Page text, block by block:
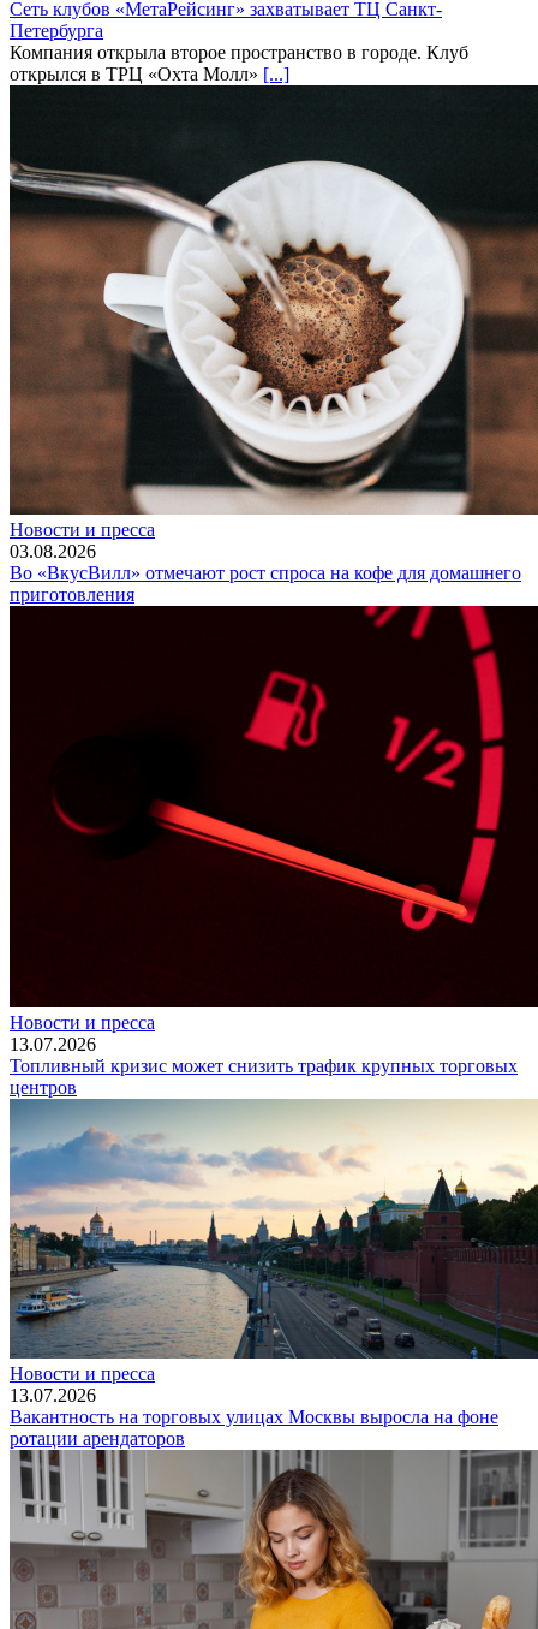
Сеть клубов «МетаРейсинг» захватывает ТЦ Санкт-
Петербурга
Компания открыла второе пространство в городе. Клуб
открылся в ТРЦ «Охта Молл» [...]
Новости и пресса
03.08.2026
Во «ВкусВилл» отмечают рост спроса на кофе для домашнего
приготовления
Новости и пресса
13.07.2026
Топливный кризис может снизить трафик крупных торговых
центров
Новости и пресса
13.07.2026
Вакантность на торговых улицах Москвы выросла на фоне
ротации арендаторов